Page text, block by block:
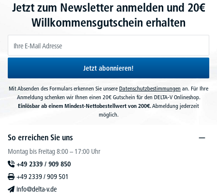
Jetzt zum Newsletter anmelden und 20€
Willkommensgutschein erhalten
Jetzt abonnieren!
Mit Absenden des Formulars erkennen Sie unsere Datenschutzbestimmungen an. Für Ihre
Anmeldung schenken wir Ihnen einen 20€ Gutschein für den DELTA-V Onlineshop.
Einlösbar ab einem Mindest-Nettobestellwert von 200€.Abmeldung jederzeit
möglich.
So erreichen Sie uns
Montag bis Freitag 8:00 – 17:00 Uhr
+49 2339 / 909 850
+49 2339 / 909 501
info@delta-v.de